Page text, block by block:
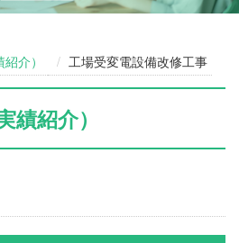
紹介） 工場受変電設備改修工事
績紹介）